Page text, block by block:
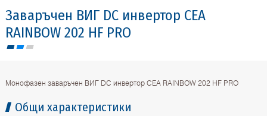
Заваръчен ВИГ DC инвертор CEA
RAINBOW 202 HF PRO
Монофазен заваръчен ВИГ DC инвертор CEA RAINBOW 202 HF PRO
Общи характеристики